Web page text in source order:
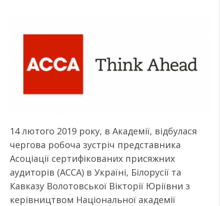
14 лютого 2019 року, в Академії, відбулася
чергова робоча зустріч представника
Асоціації сертифікованих присяжних
аудиторів (ACCA) в Україні, Білорусії та
Кавказу Волотовської Вікторії Юріївни з
керівництвом Національної академії